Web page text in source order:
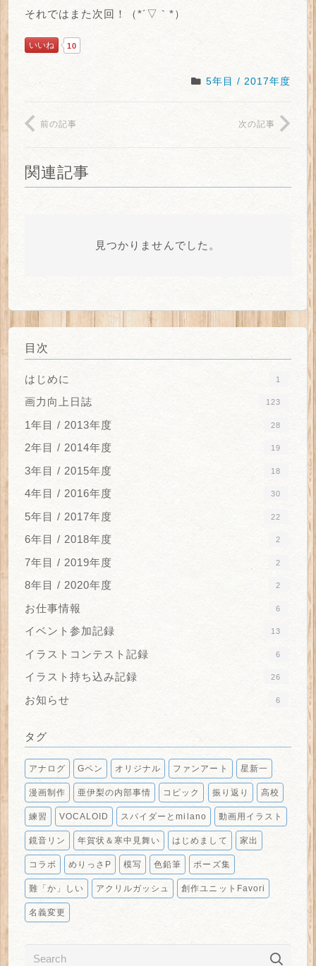
それではまた次回！（*´▽｀*）
いいね 10
5年目 / 2017年度
前の記事 次の記事
関連記事
見つかりませんでした。
目次
はじめに 1
画力向上日誌 123
1年目 / 2013年度 28
2年目 / 2014年度 19
3年目 / 2015年度 18
4年目 / 2016年度 30
5年目 / 2017年度 22
6年目 / 2018年度 2
7年目 / 2019年度 2
8年目 / 2020年度 2
お仕事情報 6
イベント参加記録 13
イラストコンテスト記録 6
イラスト持ち込み記録 26
お知らせ 6
タグ
アナログ Gペン オリジナル ファンアート 星新一
漫画制作 亜伊梨の内部事情 コピック 振り返り 高校
練習 VOCALOID スパイダーとmilano 動画用イラスト
鏡音リン 年賀状＆寒中見舞い はじめまして 家出
コラボ めりっさP 模写 色鉛筆 ポーズ集
難「か」しい アクリルガッシュ 創作ユニットFavori
名義変更